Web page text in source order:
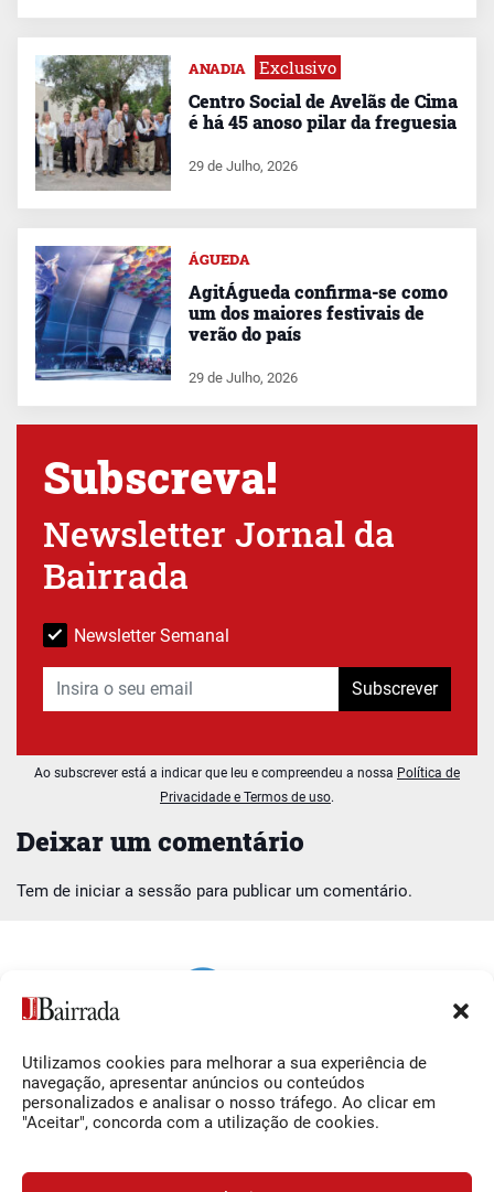
Utilizamos cookies para melhorar a sua experiência de
navegação, apresentar anúncios ou conteúdos
personalizados e analisar o nosso tráfego. Ao clicar em
"Aceitar", concorda com a utilização de cookies.
Deixar um comentário
Tem de iniciar a sessão para publicar um comentário.
ANADIA Exclusivo
Centro Social de Avelãs de Cima
é há 45 anoso pilar da freguesia
29 de Julho, 2026
ÁGUEDA
AgitÁgueda confirma-se como
um dos maiores festivais de
verão do país
29 de Julho, 2026
Subscreva!
Newsletter Jornal da
Bairrada
Newsletter Semanal
Subscrever
Ao subscrever está a indicar que leu e compreendeu a nossa Política de
Privacidade e Termos de uso.
Siga-nos
Facebook
O Jornal da Bairrada
Contactos